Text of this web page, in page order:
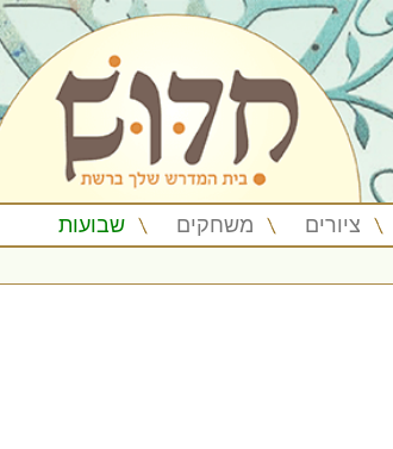
ציורים משחקים שבועות